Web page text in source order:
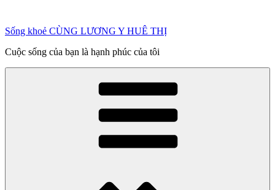
phần
dung
Sống khoẻ CÙNG LƯƠNG Y HUÊ THỊ
Cuộc sống của bạn là hạnh phúc của tôi